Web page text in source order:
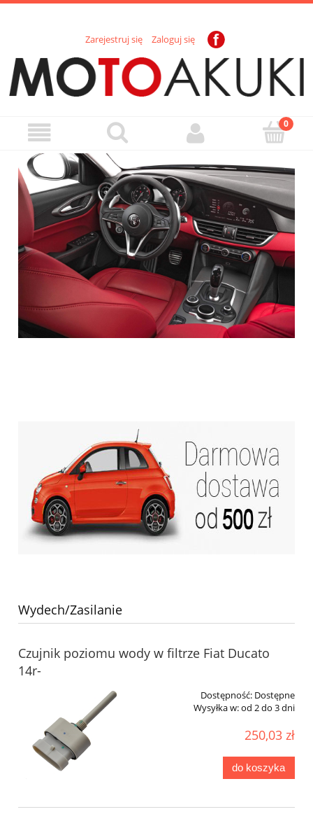
Zarejestruj się Zaloguj się
Wydech/Zasilanie
Czujnik poziomu wody w filtrze Fiat Ducato
14r-
Dostępność: Dostępne
Wysyłka w:od 2 do 3 dni
250,03 zł
do koszyka